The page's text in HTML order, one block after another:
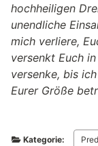
hochheiligen
unendliche
mich verliere,
versenkt Euch
versenke, bis
Eurer Größe
Kategorie: